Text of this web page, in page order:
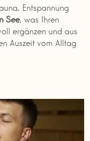
Entspannung
See, was Ihren
ergänzen und aus
Auszeit vom Alltag